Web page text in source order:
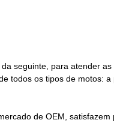
seguinte, para atender
todos os tipos de motos:
de OEM, satisfazem